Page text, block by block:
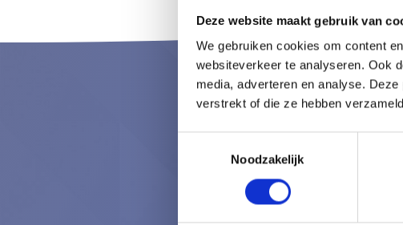
Deze website maakt gebruik van
We gebruiken cookies om content
websiteverkeer te analyseren. Ook
media, adverteren en analyse.
verstrekt of die ze hebben
Noodzakelijk